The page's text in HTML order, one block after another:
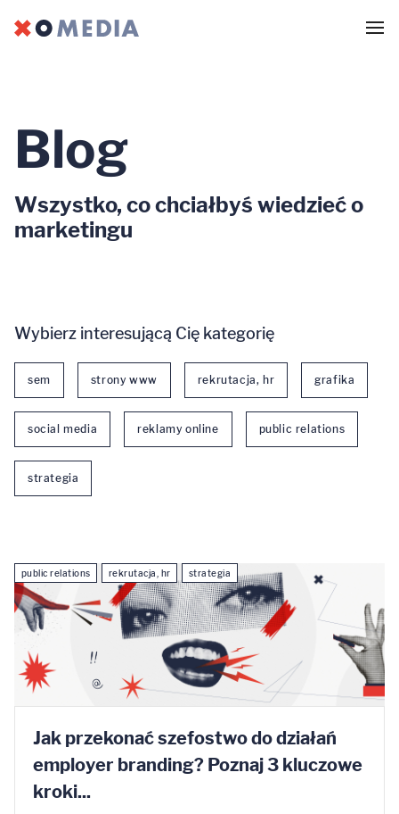
Blog
Wszystko, co chciałbyś wiedzieć o
marketingu
Wybierz interesującą Cię kategorię
sem strony www rekrutacja, hr grafika
social media reklamy online public relations
strategia
public relations rekrutacja, hr strategia
Jak przekonać szefostwo do działań
employer branding? Poznaj 3 kluczowe
kroki...